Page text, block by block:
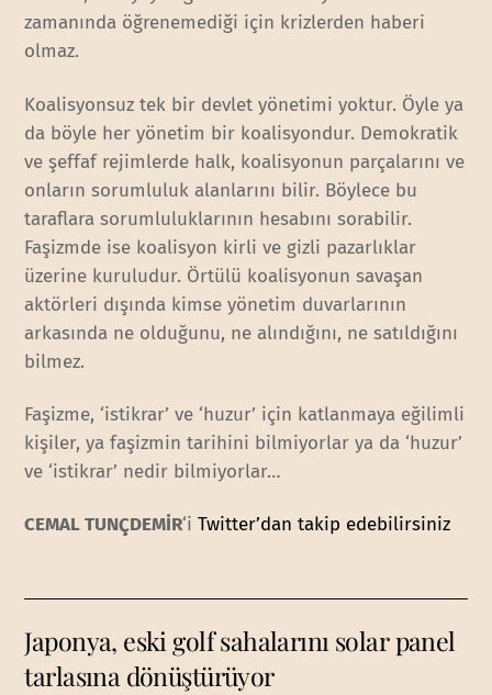
zamanında öğrenemediği için krizlerden haberi
olmaz.
Koalisyonsuz tek bir devlet yönetimi yoktur. Öyle ya
da böyle her yönetim bir koalisyondur. Demokratik
ve şeffaf rejimlerde halk, koalisyonun parçalarını ve
onların sorumluluk alanlarını bilir. Böylece bu
taraflara sorumluluklarının hesabını sorabilir.
Faşizmde ise koalisyon kirli ve gizli pazarlıklar
üzerine kuruludur. Örtülü koalisyonun savaşan
aktörleri dışında kimse yönetim duvarlarının
arkasında ne olduğunu, ne alındığını, ne satıldığını
bilmez.
Faşizme, ‘istikrar’ ve ‘huzur’ için katlanmaya eğilimli
kişiler, ya faşizmin tarihini bilmiyorlar ya da ‘huzur’
ve ‘istikrar’ nedir bilmiyorlar…
CEMAL TUNÇDEMİR‘iTwitter’dan takip edebilirsiniz
Japonya, eski golf sahalarını solar panel
tarlasına dönüştürüyor